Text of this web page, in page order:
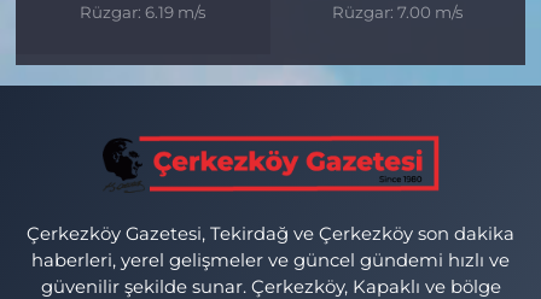
Rüzgar: 6.19 m/s
Rüzgar: 7.00 m/s
Çerkezköy Gazetesi, Tekirdağ ve Çerkezköy son dakika
haberleri, yerel gelişmeler ve güncel gündemi hızlı ve
güvenilir şekilde sunar. Çerkezköy, Kapaklı ve bölge